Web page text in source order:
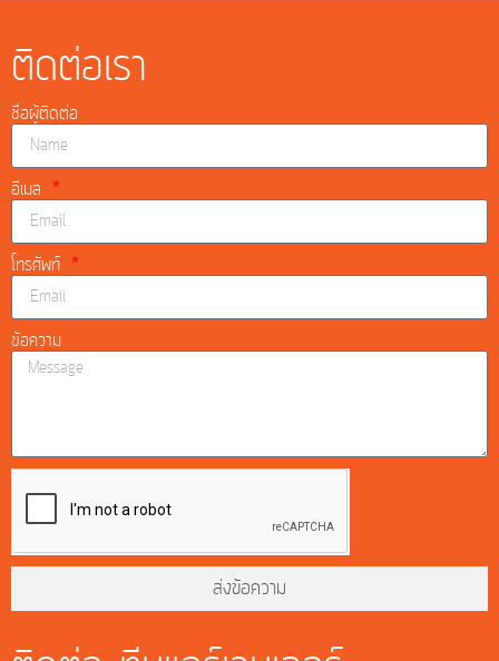
ติดต่อเรา
ชื่อผู้ติดต่อ
อีเมล
โทรศัพท์
ข้อความ
ส่งข้อความ